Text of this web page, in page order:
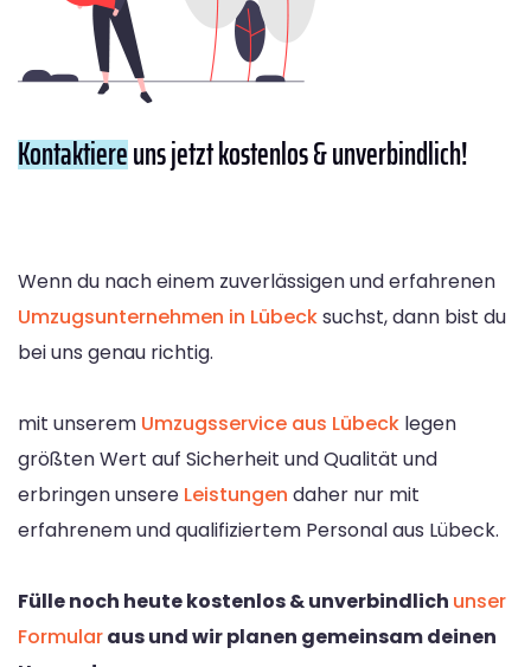
Kontaktiereuns jetzt kostenlos & unverbindlich!
Wenn du nach einem zuverlässigen und erfahrenen
Umzugsunternehmen in Lübecksuchst, dann bist du
bei uns genau richtig.
mit unserem Umzugsservice aus Lübeck legen
größten Wert auf Sicherheit und Qualität und
erbringen unsere Leistungen daher nur mit
erfahrenem und qualifiziertem Personal aus Lübeck.
Fülle noch heute kostenlos & unverbindlich unser
Formularaus und wir planen gemeinsam deinen